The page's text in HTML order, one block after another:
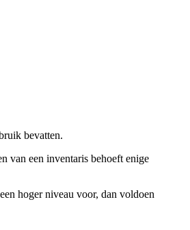
bevatten.
van een inventaris behoeft enige
hoger niveau voor, dan voldoen